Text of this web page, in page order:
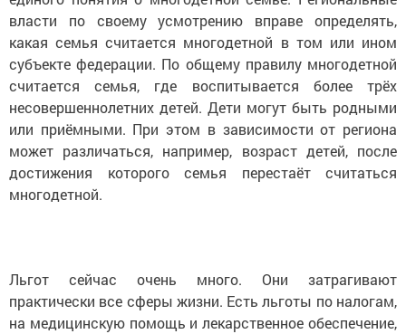
власти по своему усмотрению вправе определять,
какая семья считается многодетной в том или ином
субъекте федерации. По общему правилу многодетной
считается семья, где воспитывается более трёх
несовершеннолетних детей. Дети могут быть родными
или приёмными. При этом в зависимости от региона
может различаться, например, возраст детей, после
достижения которого семья перестаёт считаться
многодетной.
Льгот сейчас очень много. Они затрагивают
практически все сферы жизни. Есть льготы по налогам,
на медицинскую помощь и лекарственное обеспечение,